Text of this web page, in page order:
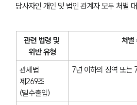
당사자인 개인 및 법인 관계자 모두 처벌
관련 법령 및
위반 유형
처벌
관세법
제269조
(밀수출입)
7년 이하의 징역 또는